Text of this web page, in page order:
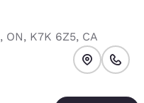
, ON, K7K 6Z5, CA